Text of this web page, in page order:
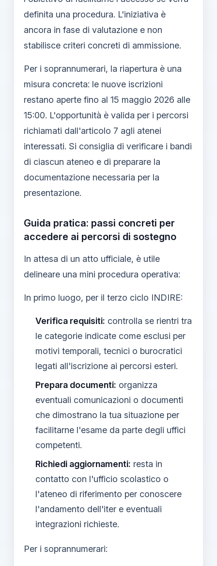
definita una procedura. L'iniziativa è
ancora in fase di valutazione e non
stabilisce criteri concreti di ammissione.
Per i soprannumerari, la riapertura è una
misura concreta: le nuove iscrizioni
restano aperte fino al 15 maggio 2026 alle
15:00. L'opportunità è valida per i percorsi
richiamati dall'articolo 7 agli atenei
interessati. Si consiglia di verificare i bandi
di ciascun ateneo e di preparare la
documentazione necessaria per la
presentazione.
Guida pratica: passi concreti per
accedere ai percorsi di sostegno
In attesa di un atto ufficiale, è utile
delineare una mini procedura operativa:
In primo luogo, per il terzo ciclo INDIRE:
Verifica requisiti: controlla se rientri tra
le categorie indicate come esclusi per
motivi temporali, tecnici o burocratici
legati all'iscrizione ai percorsi esteri.
Prepara documenti: organizza
eventuali comunicazioni o documenti
che dimostrano la tua situazione per
facilitarne l'esame da parte degli uffici
competenti.
Richiedi aggiornamenti: resta in
contatto con l'ufficio scolastico o
l'ateneo di riferimento per conoscere
l'andamento dell'iter e eventuali
integrazioni richieste.
Per i soprannumerari: